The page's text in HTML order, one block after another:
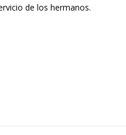
de los hermanos.